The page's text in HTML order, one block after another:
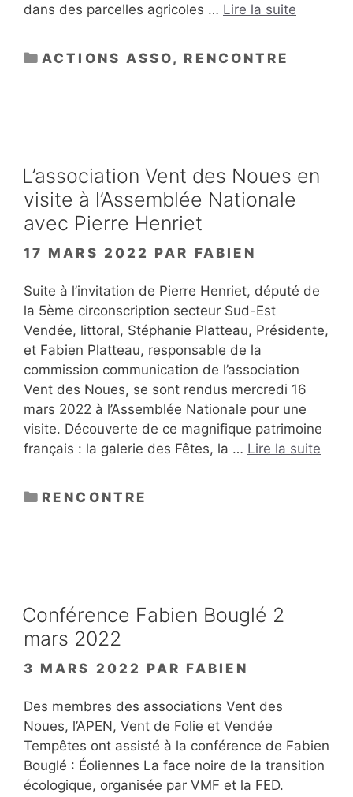
dans des parcelles agricoles … Lire la suite
CATÉGORIES
ACTIONS ASSO, RENCONTRE
L’association Vent des Noues en
visite à l’Assemblée Nationale
avec Pierre Henriet
17 MARS 2022 PAR FABIEN
Suite à l’invitation de Pierre Henriet, député de
la 5ème circonscription secteur Sud-Est
Vendée, littoral, Stéphanie Platteau, Présidente,
et Fabien Platteau, responsable de la
commission communication de l’association
Vent des Noues, se sont rendus mercredi 16
mars 2022 à l’Assemblée Nationale pour une
visite. Découverte de ce magnifique patrimoine
français : la galerie des Fêtes, la … Lire la suite
CATÉGORIES
RENCONTRE
Conférence Fabien Bouglé 2
mars 2022
3 MARS 2022 PAR FABIEN
Des membres des associations Vent des
Noues, l’APEN, Vent de Folie et Vendée
Tempêtes ont assisté à la conférence de Fabien
Bouglé : Éoliennes La face noire de la transition
écologique, organisée par VMF et la FED.